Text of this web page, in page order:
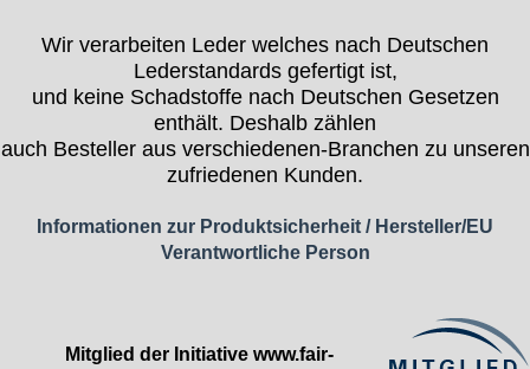
Wir verarbeiten Leder welches nach Deutschen
Lederstandards gefertigt ist,
und keine Schadstoffe nach Deutschen Gesetzen
enthält. Deshalb zählen
auch Besteller aus verschiedenen-Branchen zu unseren
zufriedenen Kunden.
Informationen zur Produktsicherheit / Hersteller/EU
Verantwortliche Person
Mitglied der Initiative www.fair-